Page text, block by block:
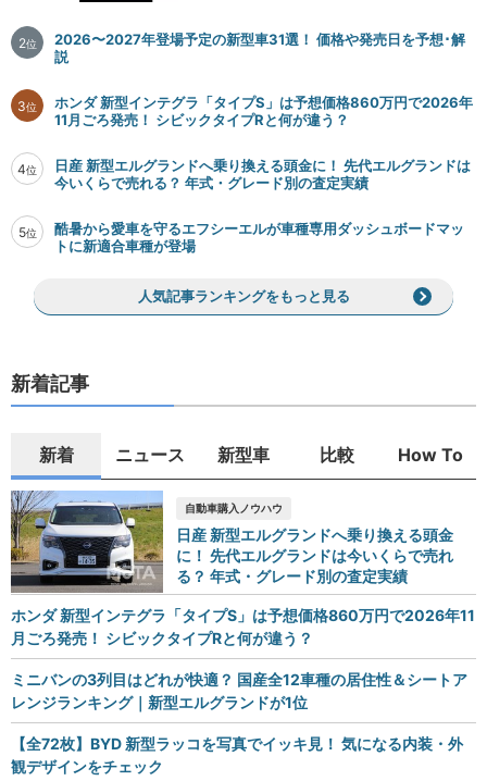
2位
2026〜2027年登場予定の新型車31選！ 価格や発売日を予想･解
説
3位
ホンダ 新型インテグラ「タイプS」は予想価格860万円で2026年
11月ごろ発売！ シビックタイプRと何が違う？
4位
日産 新型エルグランドへ乗り換える頭金に！ 先代エルグランドは
今いくらで売れる？ 年式・グレード別の査定実績
5位
酷暑から愛車を守るエフシーエルが車種専用ダッシュボードマッ
トに新適合車種が登場
人気記事ランキングをもっと見る
新着記事
新着 ニュース 新型車 比較 How To
自動車購入ノウハウ
日産 新型エルグランドへ乗り換える頭金
に！ 先代エルグランドは今いくらで売れ
る？ 年式・グレード別の査定実績
ホンダ 新型インテグラ「タイプS」は予想価格860万円で2026年11
月ごろ発売！ シビックタイプRと何が違う？
ミニバンの3列目はどれが快適？ 国産全12車種の居住性＆シートア
レンジランキング｜新型エルグランドが1位
【全72枚】BYD 新型ラッコを写真でイッキ見！ 気になる内装・外
観デザインをチェック